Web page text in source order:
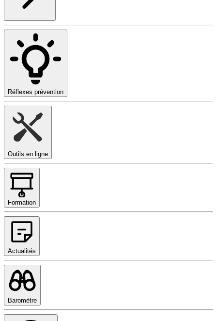
Réflexes prévention
Outils en ligne
Formation
Actualités
Baromètre